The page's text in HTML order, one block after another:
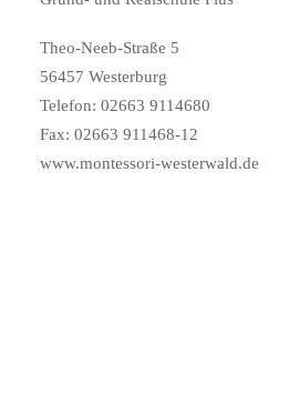
Theo-Neeb-Straße 5
56457 Westerburg
Telefon: 02663 9114680
Fax: 02663 911468-12
www.montessori-westerwald.de